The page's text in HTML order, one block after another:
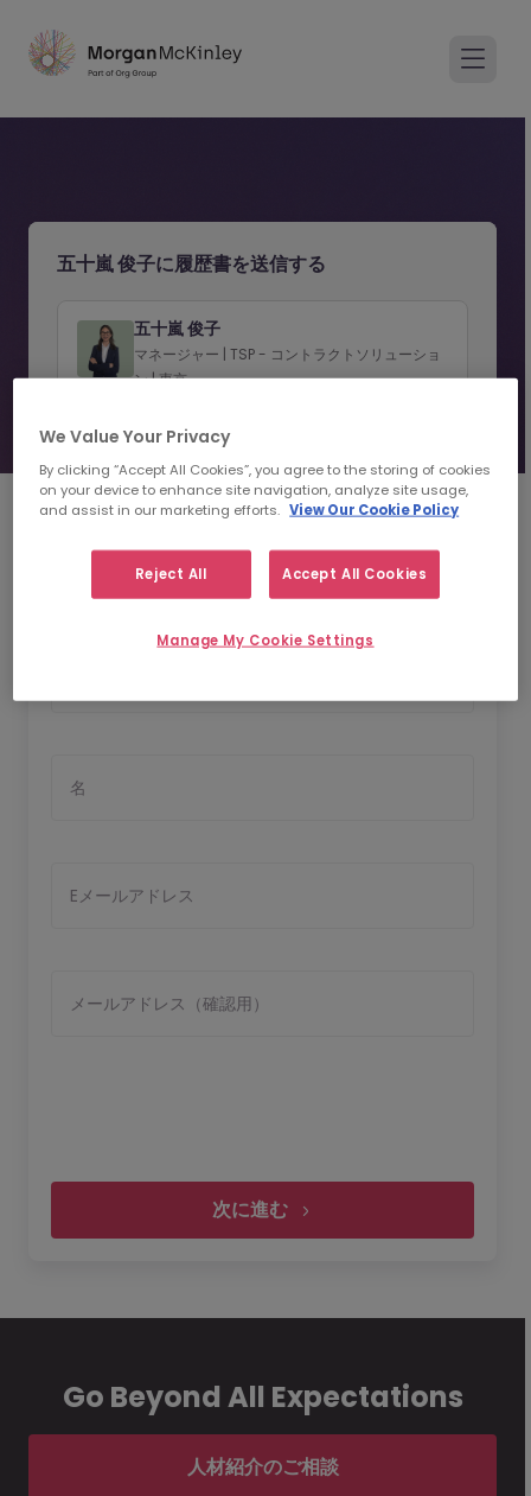
五十嵐 俊子に履歴書を送信する
五十嵐 俊子
マネージャー | TSP - コントラクトソリューショ
ン | 東京
プロフィールを見る
応募者情報の入力
名
Eメールアドレス
メールアドレス（確認用）
次に進む
レジュメを添付
アップロードできるファイルサイズは4 MB以下です。
アップロード可能なファイルの種類：pdf, docx, doc
Go Beyond All Expectations
人材紹介のご相談
We Value Your Privacy
By clicking “Accept All Cookies”, you agree to the storing of cookies
on your device to enhance site navigation, analyze site usage,
and assist in our marketing efforts.
View Our Cookie Policy
Reject All Accept All Cookies
Manage My Cookie Settings